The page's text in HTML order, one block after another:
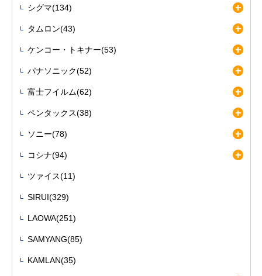
シグマ(134)
タムロン(43)
ケンコー・トキナー(53)
パナソニック(52)
富士フイルム(62)
ペンタックス(38)
ソニー(78)
コシナ(94)
ツァイス(11)
SIRUI(329)
LAOWA(251)
SAMYANG(85)
KAMLAN(35)